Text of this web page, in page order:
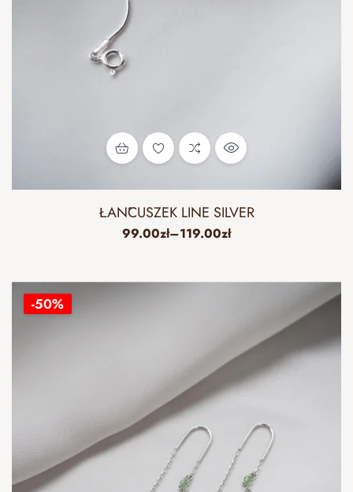
ŁAŃCUSZEK LINE SILVER
99.00zł–119.00zł
-50%